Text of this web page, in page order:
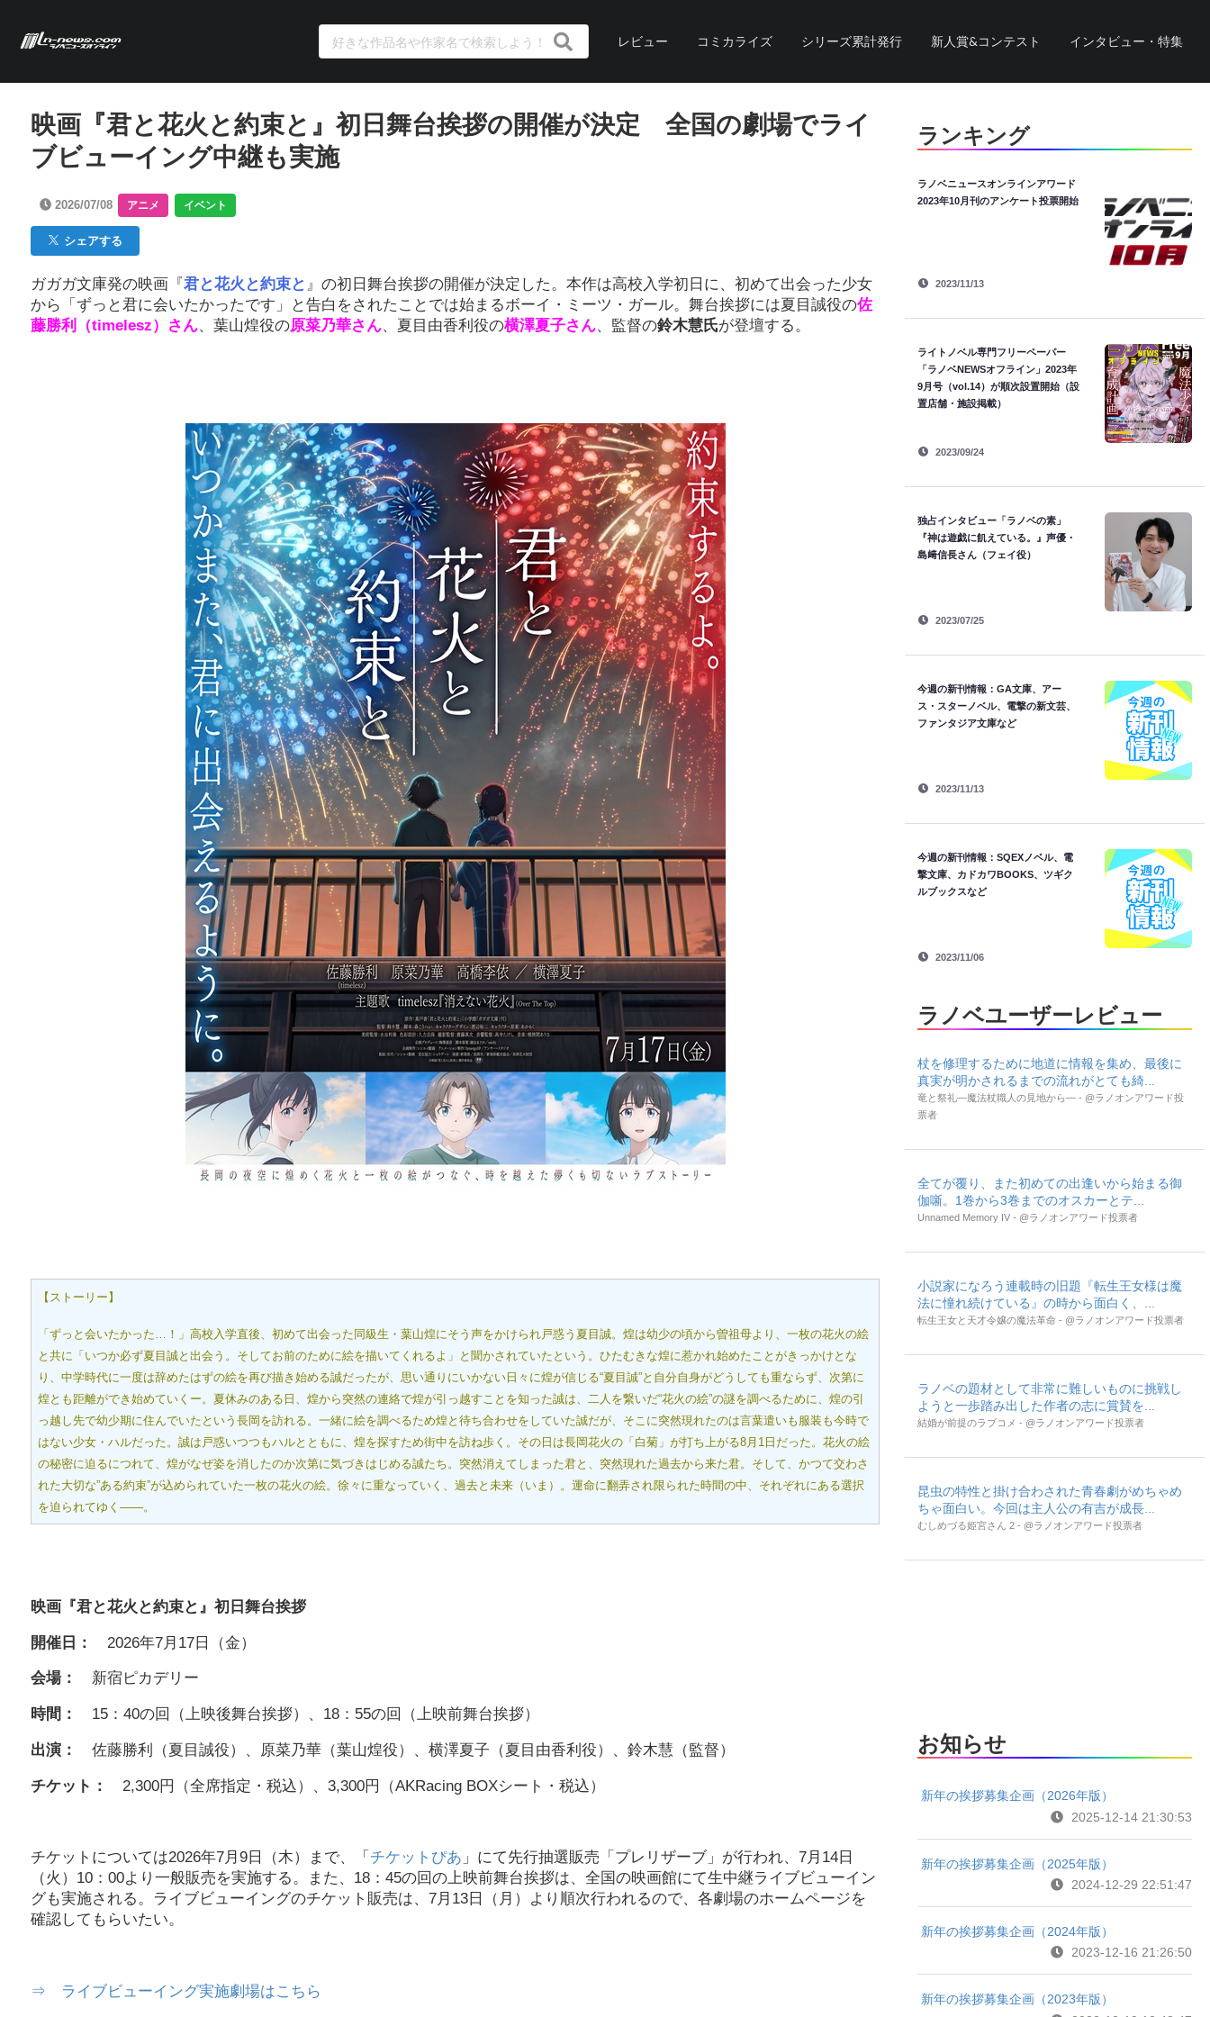
レビュー コミカライズ シリーズ累計発行 新人賞&コンテスト インタビュー・特集
映画『君と花火と約束と』初日舞台挨拶の開催が決定 全国の劇場でライ
ブビューイング中継も実施
2026/07/08 アニメ イベント
シェアする
ガガガ文庫発の映画『 君と花火と約束と 』の初日舞台挨拶の開催が決定した。本作は高校入学初日に、初めて出会った少女
から「ずっと君に会いたかったです」と告白をされたことでは始まるボーイ・ミーツ・ガール。舞台挨拶には夏目誠役の佐
藤勝利（timelesz）さん、葉山煌役の原菜乃華さん、夏目由香利役の横澤夏子さん、監督の鈴木慧氏が登壇する。
【ストーリー】
「ずっと会いたかった…！」高校入学直後、初めて出会った同級生・葉山煌にそう声をかけられ戸惑う夏目誠。煌は幼少の頃から曽祖母より、一枚の花火の絵
と共に「いつか必ず夏目誠と出会う。そしてお前のために絵を描いてくれるよ」と聞かされていたという。ひたむきな煌に惹かれ始めたことがきっかけとな
り、中学時代に一度は辞めたはずの絵を再び描き始める誠だったが、思い通りにいかない日々に煌が信じる“夏目誠”と自分自身がどうしても重ならず、次第に
煌とも距離ができ始めていくー。夏休みのある日、煌から突然の連絡で煌が引っ越すことを知った誠は、二人を繋いだ“花火の絵”の謎を調べるために、煌の引
っ越し先で幼少期に住んでいたという長岡を訪れる。一緒に絵を調べるため煌と待ち合わせをしていた誠だが、そこに突然現れたのは言葉遣いも服装も今時で
はない少女・ハルだった。誠は戸惑いつつもハルとともに、煌を探すため街中を訪ね歩く。その日は長岡花火の「白菊」が打ち上がる8月1日だった。花火の絵
の秘密に迫るにつれて、煌がなぜ姿を消したのか次第に気づきはじめる誠たち。突然消えてしまった君と、突然現れた過去から来た君。そして、かつて交わさ
れた大切な”ある約束”が込められていた一枚の花火の絵。徐々に重なっていく、過去と未来（いま）。運命に翻弄され限られた時間の中、それぞれにある選択
を迫られてゆく――。
映画『君と花火と約束と』初日舞台挨拶
開催日： 2026年7月17日（金）
会場： 新宿ピカデリー
時間： 15：40の回（上映後舞台挨拶）、18：55の回（上映前舞台挨拶）
出演： 佐藤勝利（夏目誠役）、原菜乃華（葉山煌役）、横澤夏子（夏目由香利役）、鈴木慧（監督）
チケット： 2,300円（全席指定・税込）、3,300円（AKRacing BOXシート・税込）
チケットについては2026年7月9日（木）まで、「 チケットぴあ 」にて先行抽選販売「プレリザーブ」が行われ、7月14日
（火）10：00より一般販売を実施する。また、18：45の回の上映前舞台挨拶は、全国の映画館にて生中継ライブビューイン
グも実施される。ライブビューイングのチケット販売は、7月13日（月）より順次行われるので、各劇場のホームページを
確認してもらいたい。
⇒ ライブビューイング実施劇場はこちら
ランキング
ラノベニュースオンラインアワード
2023年10月刊のアンケート投票開始
2023/11/13
ライトノベル専門フリーペーパー
「ラノベNEWSオフライン」2023年
9月号（vol.14）が順次設置開始（設
置店舗・施設掲載）
2023/09/24
独占インタビュー「ラノベの素」
『神は遊戯に飢えている。』声優・
島﨑信長さん（フェイ役）
2023/07/25
今週の新刊情報：GA文庫、アー
ス・スターノベル、電撃の新文芸、
ファンタジア文庫など
2023/11/13
今週の新刊情報：SQEXノベル、電
撃文庫、カドカワBOOKS、ツギク
ルブックスなど
2023/11/06
ラノベユーザーレビュー
杖を修理するために地道に情報を集め、最後に
真実が明かされるまでの流れがとても綺...
竜と祭礼―魔法杖職人の見地から― - @ラノオンアワード投
票者
全てが覆り、また初めての出逢いから始まる御
伽噺。1巻から3巻までのオスカーとテ...
Unnamed Memory IV - @ラノオンアワード投票者
小説家になろう連載時の旧題『転生王女様は魔
法に憧れ続けている』の時から面白く、...
転生王女と天才令嬢の魔法革命 - @ラノオンアワード投票者
ラノベの題材として非常に難しいものに挑戦し
ようと一歩踏み出した作者の志に賞賛を...
結婚が前提のラブコメ - @ラノオンアワード投票者
昆虫の特性と掛け合わされた青春劇がめちゃめ
ちゃ面白い。今回は主人公の有吉が成長...
むしめづる姫宮さん 2 - @ラノオンアワード投票者
お知らせ
新年の挨拶募集企画（2026年版）
2025-12-14 21:30:53
新年の挨拶募集企画（2025年版）
2024-12-29 22:51:47
新年の挨拶募集企画（2024年版）
2023-12-16 21:26:50
新年の挨拶募集企画（2023年版）